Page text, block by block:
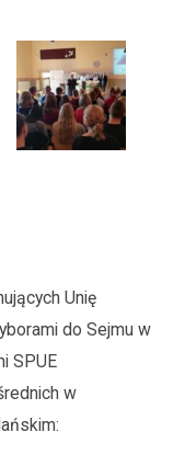
Unię
do Sejmu w
SPUE
w